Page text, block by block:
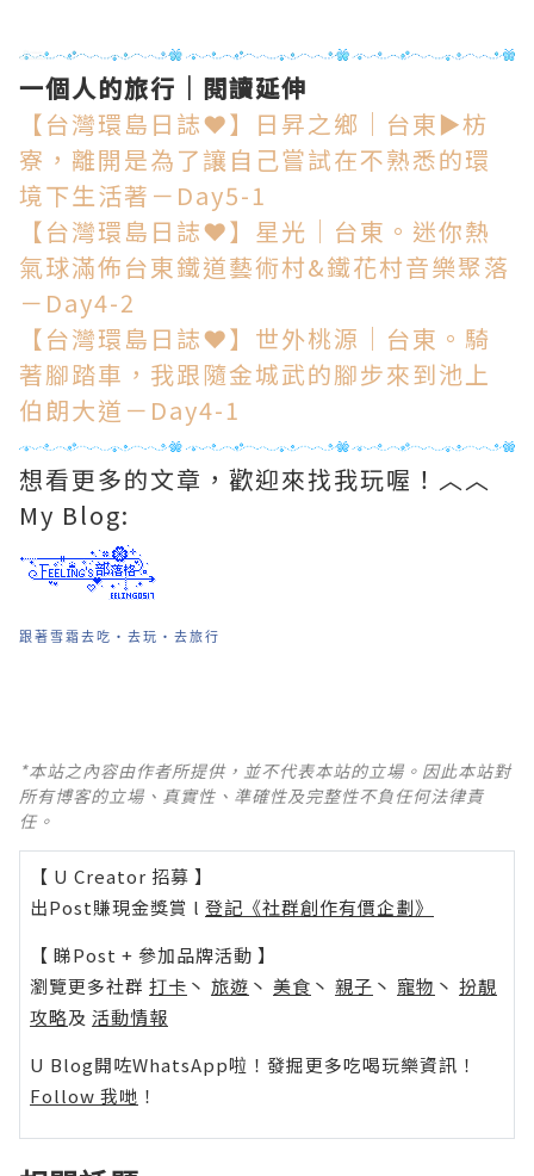
一個人的旅行｜閱讀延伸
【台灣環島日誌❤】日昇之鄉｜台東►枋
寮，離開是為了讓自己嘗試在不熟悉的環
境下生活著－Day5-1
【台灣環島日誌❤】星光｜台東。迷你熱
氣球滿佈台東鐵道藝術村&鐵花村音樂聚落
－Day4-2
【台灣環島日誌❤】世外桃源｜台東。騎
著腳踏車，我跟隨金城武的腳步來到池上
伯朗大道－Day4-1
想看更多的文章，歡迎來找我玩喔！︿︿
My Blog:
跟著雪霜去吃‧去玩‧去旅行
*本站之內容由作者所提供，並不代表本站的立場。因此本站對
所有博客的立場、真實性、準確性及完整性不負任何法律責
任。
【 U Creator 招募 】
出Post賺現金獎賞 l 登記《社群創作有價企劃》
【 睇Post + 參加品牌活動 】
瀏覽更多社群 打卡 丶 旅遊 丶 美食 丶 親子 丶 寵物 丶 扮靚
攻略及 活動情報
U Blog開咗WhatsApp啦！發掘更多吃喝玩樂資訊！
Follow 我哋 ！